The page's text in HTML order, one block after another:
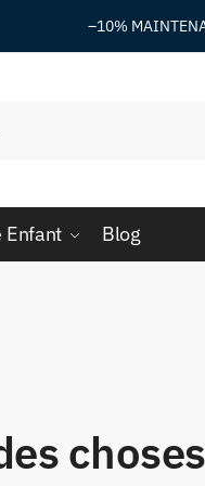
–10%
Enfant Blog